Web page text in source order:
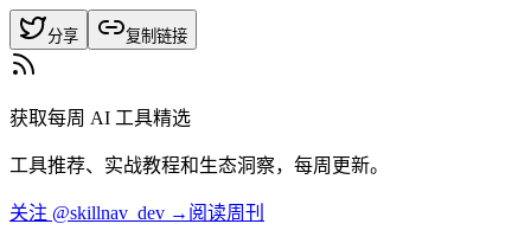
分享 复制链接
获取每周 AI 工具精选
工具推荐、实战教程和生态洞察，每周更新。
关注 @skillnav_dev → 阅读周刊